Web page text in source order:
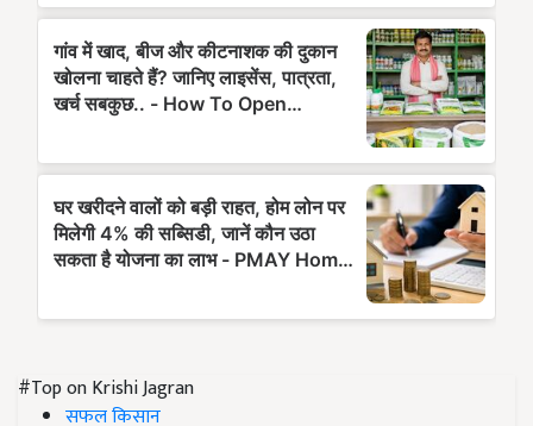
#Top on Krishi Jagran
सफल किसान